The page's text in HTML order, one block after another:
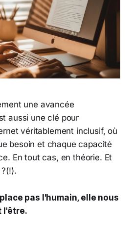
une avancée
aussi une clé pour
véritablement inclusif, où
besoin et chaque capacité
En tout cas, en théorie. Et
pas l'humain, elle nous
l'être.